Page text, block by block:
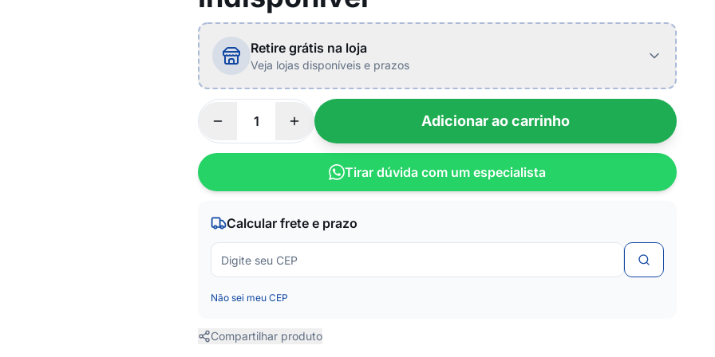
Retire grátis na loja
Veja lojas disponíveis e prazos
Adicionar ao carrinho
Tirar dúvida com um especialista
Calcular frete e prazo
Não sei meu CEP
Compartilhar produto